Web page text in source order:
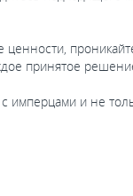
принятое
имперцами и не